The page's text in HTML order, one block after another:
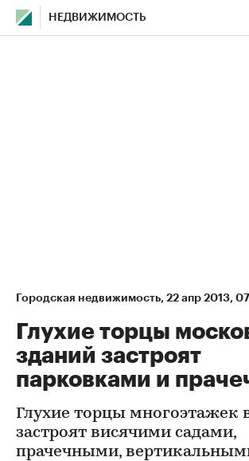
НЕДВИЖИМОСТЬ
Городская недвижимость⁠, 22 апр 2013,
Глухие торцы
зданий застроят
парковками и
Глухие торцы многоэтажек
застроят висячими садами,
прачечными,